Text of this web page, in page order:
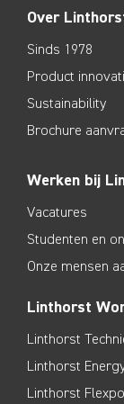
Over
Sinds 1978
Product
Sustainability
Brochure
Werken bij
Vacatures
Studenten en
Onze mensen
Linthorst
Linthorst
Linthorst
Linthorst